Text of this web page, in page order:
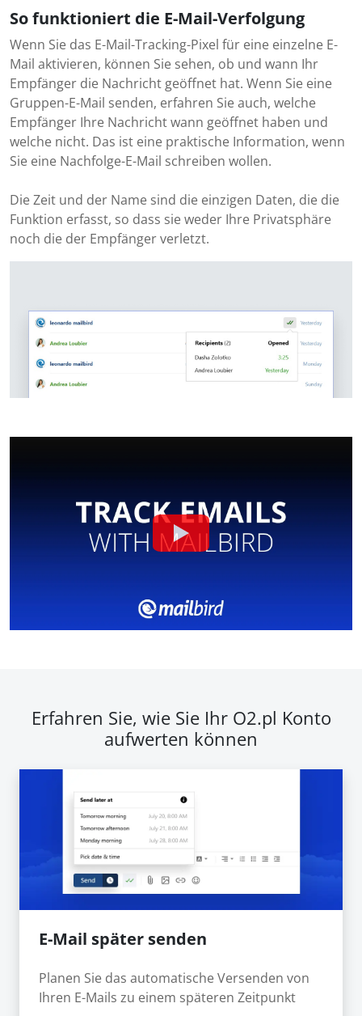
So funktioniert die E-Mail-Verfolgung
Wenn Sie das E-Mail-Tracking-Pixel für eine einzelne E-
Mail aktivieren, können Sie sehen, ob und wann Ihr
Empfänger die Nachricht geöffnet hat. Wenn Sie eine
Gruppen-E-Mail senden, erfahren Sie auch, welche
Empfänger Ihre Nachricht wann geöffnet haben und
welche nicht. Das ist eine praktische Information, wenn
Sie eine Nachfolge-E-Mail schreiben wollen.
Die Zeit und der Name sind die einzigen Daten, die die
Funktion erfasst, so dass sie weder Ihre Privatsphäre
noch die der Empfänger verletzt.
Erfahren Sie, wie Sie Ihr O2.pl Konto
aufwerten können
E-Mail später senden
Planen Sie das automatische Versenden von
Ihren E-Mails zu einem späteren Zeitpunkt